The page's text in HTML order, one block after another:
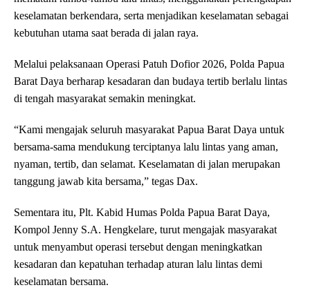
keselamatan berkendara, serta menjadikan keselamatan sebagai
kebutuhan utama saat berada di jalan raya.
Melalui pelaksanaan Operasi Patuh Dofior 2026, Polda Papua
Barat Daya berharap kesadaran dan budaya tertib berlalu lintas
di tengah masyarakat semakin meningkat.
“Kami mengajak seluruh masyarakat Papua Barat Daya untuk
bersama-sama mendukung terciptanya lalu lintas yang aman,
nyaman, tertib, dan selamat. Keselamatan di jalan merupakan
tanggung jawab kita bersama,” tegas Dax.
Sementara itu, Plt. Kabid Humas Polda Papua Barat Daya,
Kompol Jenny S.A. Hengkelare, turut mengajak masyarakat
untuk menyambut operasi tersebut dengan meningkatkan
kesadaran dan kepatuhan terhadap aturan lalu lintas demi
keselamatan bersama.